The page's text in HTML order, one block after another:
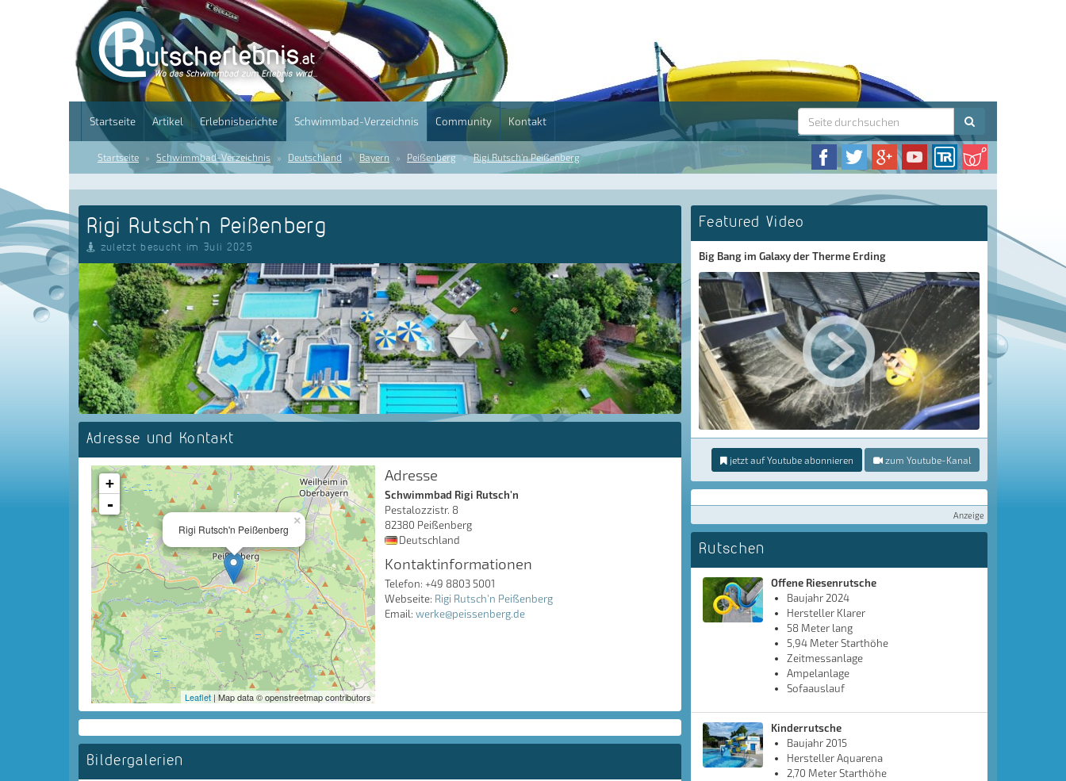
Startseite Artikel Erlebnisberichte Schwimmbad-Verzeichnis Community Kontakt
Startseite Schwimmbad-Verzeichnis Deutschland Bayern Peißenberg Rigi Rutsch'n Peißenberg
Rigi Rutsch'n Peißenberg
zuletzt besucht im Juli 2025
Adresse und Kontakt
×
Rigi Rutsch'n Peißenberg
+
-
Leaflet| Map data © openstreetmap contributors
Adresse
Schwimmbad Rigi Rutsch'n
Pestalozzistr. 8
82380 Peißenberg
Deutschland
Kontaktinformationen
Telefon: +49 8803 5001
Webseite: Rigi Rutsch'n Peißenberg
Email: werke@peissenberg.de
Bildergalerien
Featured Video
Big Bang im Galaxy der Therme Erding
jetzt auf Youtube abonnieren zum Youtube-Kanal
Anzeige
Rutschen
Offene Riesenrutsche
Baujahr 2024
Hersteller Klarer
58 Meter lang
5,94 Meter Starthöhe
Zeitmessanlage
Ampelanlage
Sofaauslauf
Kinderrutsche
Baujahr 2015
Hersteller Aquarena
2,70 Meter Starthöhe